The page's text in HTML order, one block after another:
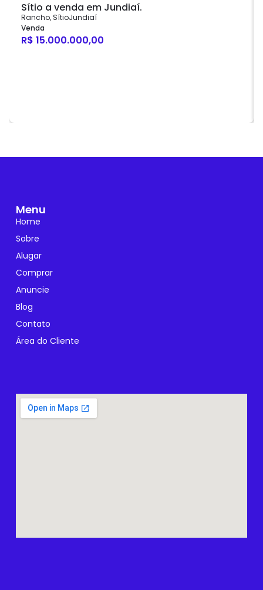
Sítio a venda em Jundiaí.
Rancho,SítioJundiaí
Venda
R$ 15.000.000,00
Menu
Home
Sobre
Alugar
Comprar
Anuncie
Blog
Contato
Área do Cliente